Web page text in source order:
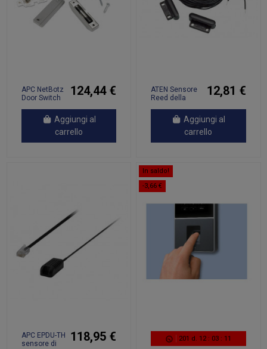
APC NetBotz
Door Switch
an Rack, 12
124,44 €
Aggiungi al
carrello
ATEN Sensore
Reed della
12,81 €
Aggiungi al
carrello
APC EPDU-TH
sensore di
118,95 €
In saldo!
-3,66 €
201 d. 12: 03: 11